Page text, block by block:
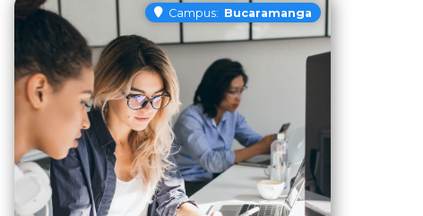
Campus: Bucaramanga